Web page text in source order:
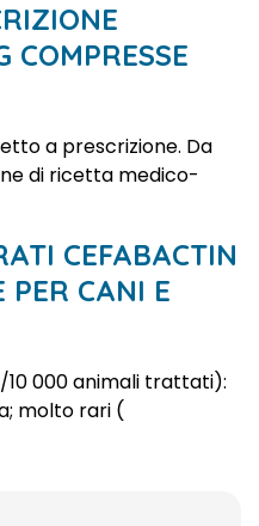
COMPRESSE
a prescrizione. Da
di ricetta medico-
CEFABACTIN
PER CANI E
/10 000 animali trattati):
molto rari (